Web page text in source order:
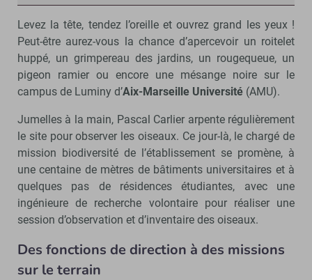
Levez la tête, tendez l’oreille et ouvrez grand les yeux !
Peut-être aurez-vous la chance d’apercevoir un roitelet
huppé, un grimpereau des jardins, un rougequeue, un
pigeon ramier ou encore une mésange noire sur le
campus de Luminy d’Aix-Marseille Université (AMU).
Jumelles à la main, Pascal Carlier arpente régulièrement
le site pour observer les oiseaux. Ce jour-là, le chargé de
mission biodiversité de l’établissement se promène, à
une centaine de mètres de bâtiments universitaires et à
quelques pas de résidences étudiantes, avec une
ingénieure de recherche volontaire pour réaliser une
session d’observation et d’inventaire des oiseaux.
Des fonctions de direction à des missions
sur le terrain